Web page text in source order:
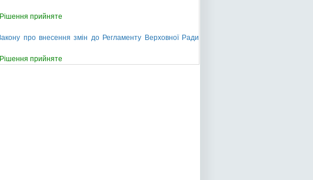
Рішення прийняте
про внесення змін до Регламенту Верховної Ради
Рішення прийняте